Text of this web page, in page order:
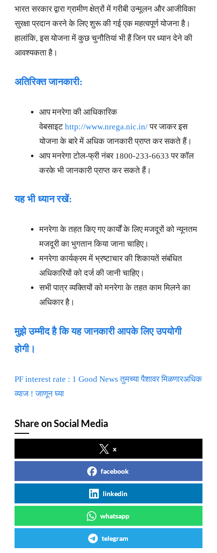
भारत सरकार द्वारा ग्रामीण क्षेत्रों में गरीबी उन्मूलन और आजीविका
सुरक्षा प्रदान करने के लिए शुरू की गई एक महत्वपूर्ण योजना है।
हालांकि, इस योजना में कुछ चुनौतियां भी हैं जिन पर ध्यान देने की
आवश्यकता है।
अतिरिक्त जानकारी:
आप मनरेगा की आधिकारिक
वेबसाइट http://www.nrega.nic.in/पर जाकर इस
योजना के बारे में अधिक जानकारी प्राप्त कर सकते हैं।
आप मनरेगा टोल-फ्री नंबर 1800-233-6633 पर कॉल
करके भी जानकारी प्राप्त कर सकते हैं।
यह भी ध्यान रखें:
मनरेगा के तहत किए गए कार्यों के लिए मजदूरों को न्यूनतम
मजदूरी का भुगतान किया जाना चाहिए।
मनरेगा कार्यक्रम में भ्रष्टाचार की शिकायतें संबंधित
अधिकारियों को दर्ज की जानी चाहिए।
सभी पात्र व्यक्तियों को मनरेगा के तहत काम मिलने का
अधिकार है।
मुझे उम्मीद है कि यह जानकारी आपके लिए उपयोगी
होगी।
PF interest rate : 1 Good News तुमच्या पैशावर मिळणारअधिक
व्याज ! जाणून घ्या
Share on Social Media
x
facebook
linkedin
whatsapp
telegram